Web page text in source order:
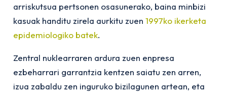
arriskutsua pertsonen osasunerako, baina minbizi
kasuak handitu zirela aurkitu zuen 1997ko ikerketa
epidemiologiko batek.
Zentral nuklearraren ardura zuen enpresa
ezbeharrari garrantzia kentzen saiatu zen arren,
izua zabaldu zen inguruko bizilagunen artean, eta